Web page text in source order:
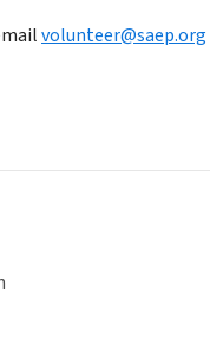
volunteer@saep.org